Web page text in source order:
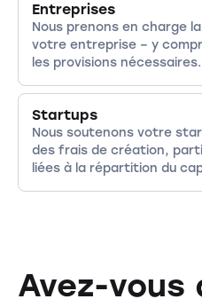
Entreprises
Nous prenons en charge
votre entreprise – y
les provisions nécessaires.
Startups
Nous soutenons votre
des frais de création,
liées à la répartition du
Avez-vous